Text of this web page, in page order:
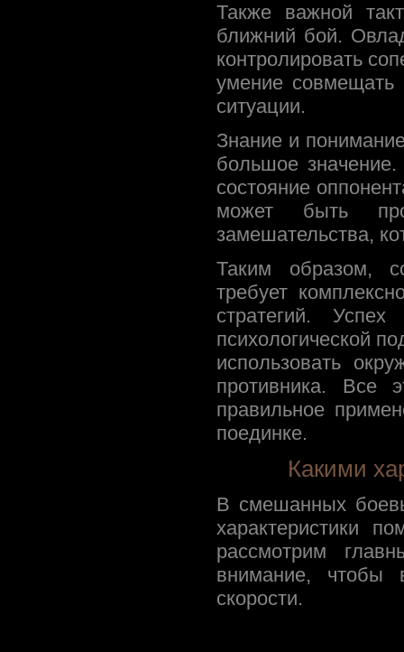
Также важной
ближний бой.
контролировать
умение совмещать
ситуации.
Знание и
большое
состояние
может быть
замешательства,
Таким образом,
требует
стратегий.
психологической
использовать
противника. Все
правильное
поединке.
Какими
В смешанных
характеристики
рассмотрим
внимание, чтобы
скорости.